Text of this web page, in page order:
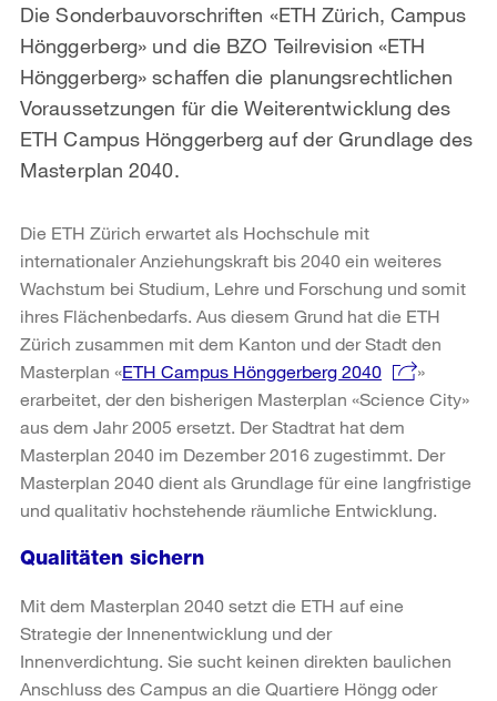
Die Sonderbauvorschriften «ETH Zürich, Campus
Hönggerberg» und die BZO Teilrevision «ETH
Hönggerberg» schaffen die planungsrechtlichen
Voraussetzungen für die Weiterentwicklung des
ETH Campus Hönggerberg auf der Grundlage des
Masterplan 2040.
Die ETH Zürich erwartet als Hochschule mit
internationaler Anziehungskraft bis 2040 ein weiteres
Wachstum bei Studium, Lehre und Forschung und somit
ihres Flächenbedarfs. Aus diesem Grund hat die ETH
Zürich zusammen mit dem Kanton und der Stadt den
Masterplan «ETH Campus Hönggerberg 2040
»
erarbeitet, der den bisherigen Masterplan «Science City»
aus dem Jahr 2005 ersetzt. Der Stadtrat hat dem
Masterplan 2040 im Dezember 2016 zugestimmt. Der
Masterplan 2040 dient als Grundlage für eine langfristige
und qualitativ hochstehende räumliche Entwicklung.
Qualitäten sichern
Mit dem Masterplan 2040 setzt die ETH auf eine
Strategie der Innenentwicklung und der
Innenverdichtung. Sie sucht keinen direkten baulichen
Anschluss des Campus an die Quartiere Höngg oder